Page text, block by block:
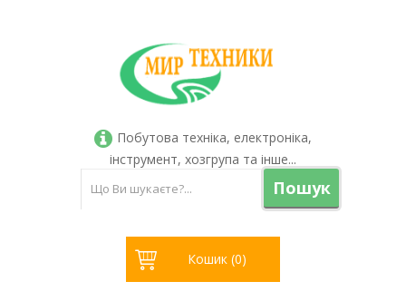
Побутова техніка, електроніка,
інструмент, хозгрупа та інше...
Пошук
Кошик (0)